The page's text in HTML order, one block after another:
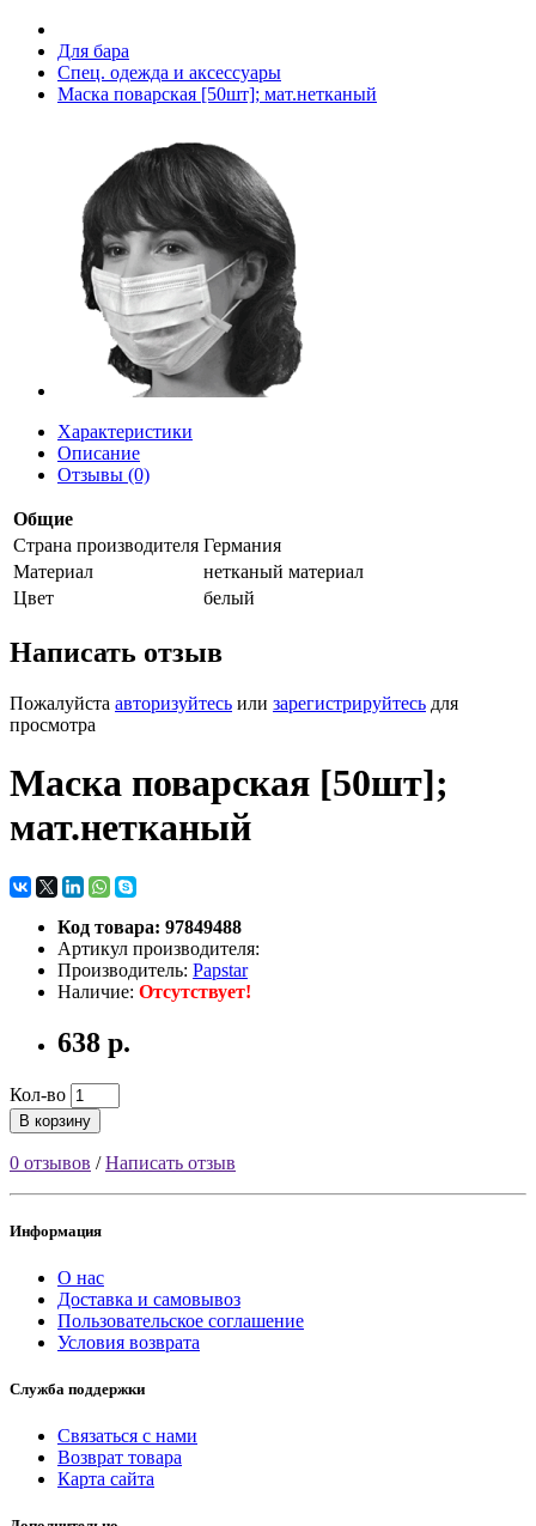
Для бара
Спец. одежда и аксессуары
Маска поварская [50шт]; мат.нетканый
Характеристики
Описание
Отзывы (0)
Общие
Страна производителя Германия
Материал
нетканый материал
Цвет
белый
Написать отзыв
Пожалуйста авторизуйтесь или зарегистрируйтесь для
просмотра
Маска поварская [50шт];
мат.нетканый
Код товара: 97849488
Артикул производителя:
Производитель: Papstar
Наличие: Отсутствует!
638 р.
Кол-во
В корзину
0 отзывов /Написать отзыв
Информация
О нас
Доставка и самовывоз
Пользовательское соглашение
Условия возврата
Служба поддержки
Связаться с нами
Возврат товара
Карта сайта